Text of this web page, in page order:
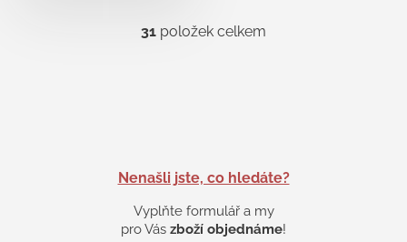
O
p
v
k
31 položek celkem
Nenašli jste, co hledáte?
Vyplňte formulář a my
pro Vás zboží objednáme!